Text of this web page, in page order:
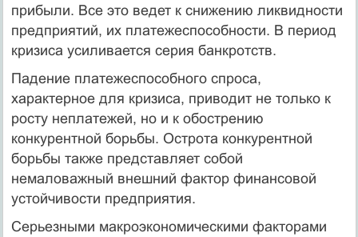
прибыли. Все это ведет к снижению ликвидности
предприятий, их платежеспособности. В период
кризиса усиливается серия банкротств.
Падение платежеспособного спроса,
характерное для кризиса, приводит не только к
росту неплатежей, но и к обострению
конкурентной борьбы. Острота конкурентной
борьбы также представляет собой
немаловажный внешний фактор финансовой
устойчивости предприятия.
Серьезными макроэкономическими факторами